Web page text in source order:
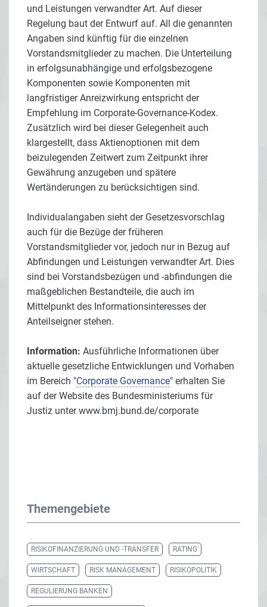
und Leistungen verwandter Art. Auf dieser
Regelung baut der Entwurf auf. All die genannten
Angaben sind künftig für die einzelnen
Vorstandsmitglieder zu machen. Die Unterteilung
in erfolgsunabhängige und erfolgsbezogene
Komponenten sowie Komponenten mit
langfristiger Anreizwirkung entspricht der
Empfehlung im Corporate-Governance-Kodex.
Zusätzlich wird bei dieser Gelegenheit auch
klargestellt, dass Aktienoptionen mit dem
beizulegenden Zeitwert zum Zeitpunkt ihrer
Gewährung anzugeben und spätere
Wertänderungen zu berücksichtigen sind.
Individualangaben sieht der Gesetzesvorschlag
auch für die Bezüge der früheren
Vorstandsmitglieder vor, jedoch nur in Bezug auf
Abfindungen und Leistungen verwandter Art. Dies
sind bei Vorstandsbezügen und -abfindungen die
maßgeblichen Bestandteile, die auch im
Mittelpunkt des Informationsinteresses der
Anteilseigner stehen.
Information: Ausführliche Informationen über
aktuelle gesetzliche Entwicklungen und Vorhaben
im Bereich "Corporate Governance" erhalten Sie
auf der Website des Bundesministeriums für
Justiz unterwww.bmj.bund.de/corporate
Themengebiete
RISIKOFINANZIERUNG UND -TRANSFER RATING
WIRTSCHAFT RISK MANAGEMENT RISIKOPOLITIK
REGULIERUNG BANKEN